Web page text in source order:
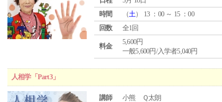
時間
（土） 13 ：00 ～ 15 ：00
回数
全1回
料金
5,600円
一般5,600円/入学者5,040円
人相学「Part3」
講師
小熊 Ｑ太朗